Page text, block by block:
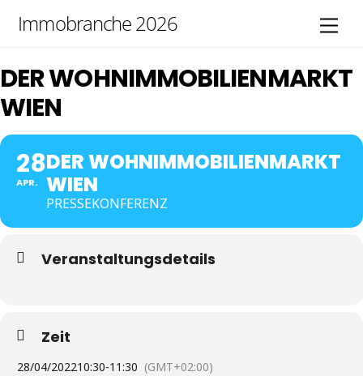
Immobranche 2026
DER WOHNIMMOBILIENMARKT
WIEN
28
APR.
DER WOHNIMMOBILIENMARKT
WIEN
PRESSEKONFERENZ
Veranstaltungsdetails
Zeit
28/04/202210:30-11:30 (GMT+02:00)